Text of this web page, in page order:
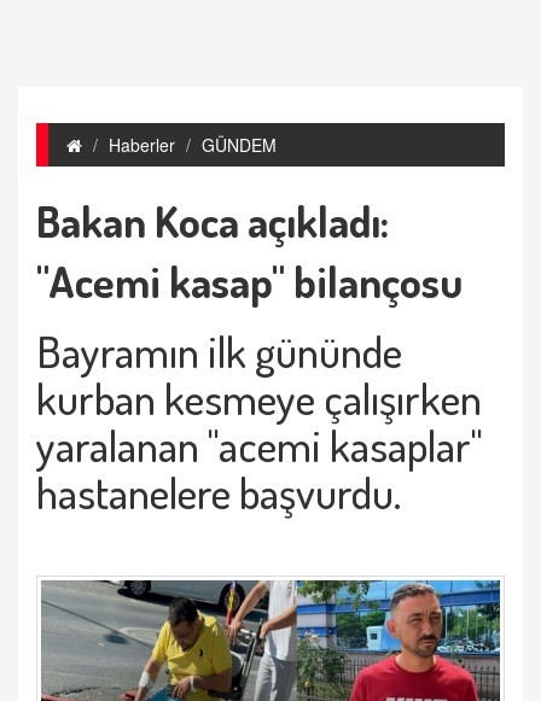
Haberler GÜNDEM
Bakan Koca açıkladı:
"Acemi kasap" bilançosu
Bayramın ilk gününde
kurban kesmeye çalışırken
yaralanan "acemi kasaplar"
hastanelere başvurdu.